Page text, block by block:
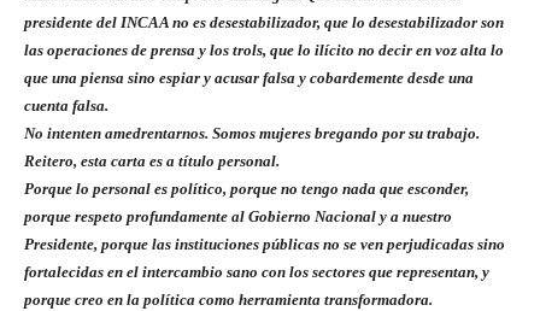
presidente del INCAA no es desestabilizador, que lo desestabilizador son
las operaciones de prensa y los trols, que lo ilícito no decir en voz alta lo
que una piensa sino espiar y acusar falsa y cobardemente desde una
cuenta falsa.
No intenten amedrentarnos. Somos mujeres bregando por su trabajo.
Reitero, esta carta es a título personal.
Porque lo personal es político, porque no tengo nada que esconder,
porque respeto profundamente al Gobierno Nacional y a nuestro
Presidente, porque las instituciones públicas no se ven perjudicadas sino
fortalecidas en el intercambio sano con los sectores que representan, y
porque creo en la política como herramienta transformadora.